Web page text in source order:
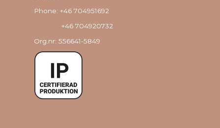
Phone: +46 704951692
+46 704920732
Org.nr: 556641-5849